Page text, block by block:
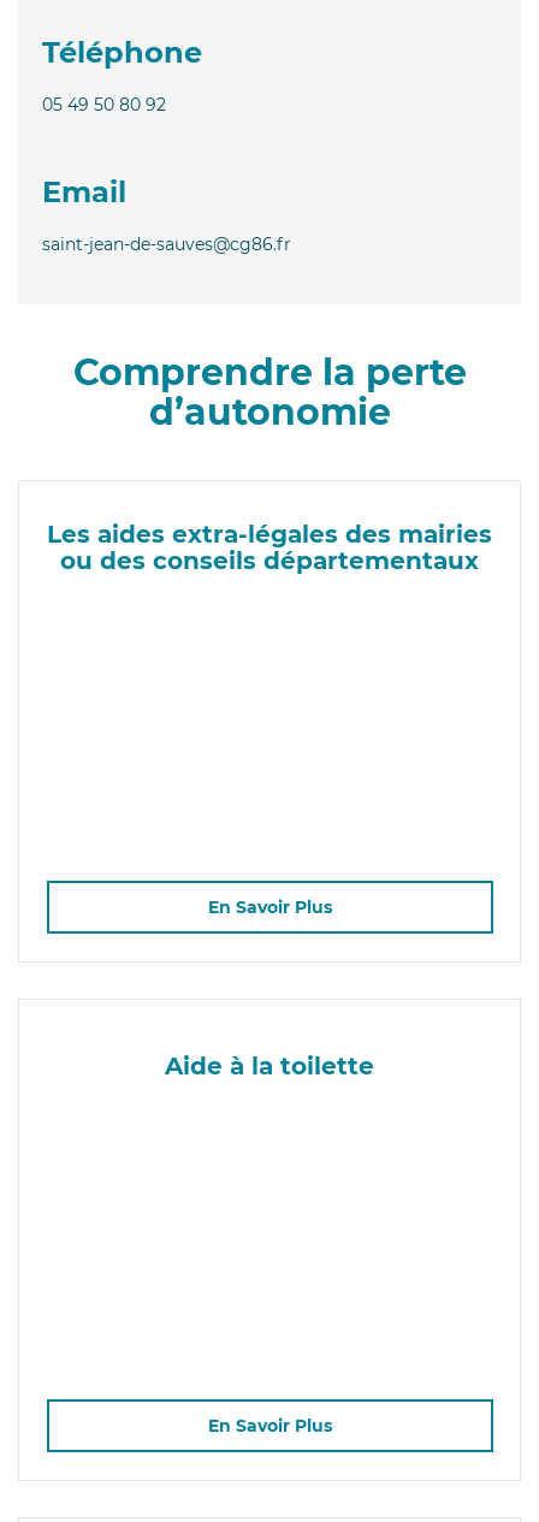
Téléphone
05 49 50 80 92
Email
saint-jean-de-sauves@cg86.fr
Comprendre la perte
d’autonomie
Les aides extra-légales des mairies
ou des conseils départementaux
En Savoir Plus
Aide à la toilette
En Savoir Plus